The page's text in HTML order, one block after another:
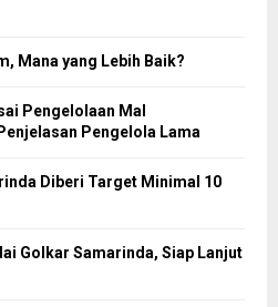
Mana yang Lebih Baik?
Pengelolaan Mal
Pengelola Lama
Diberi Target Minimal 10
Golkar Samarinda, Siap Lanjut